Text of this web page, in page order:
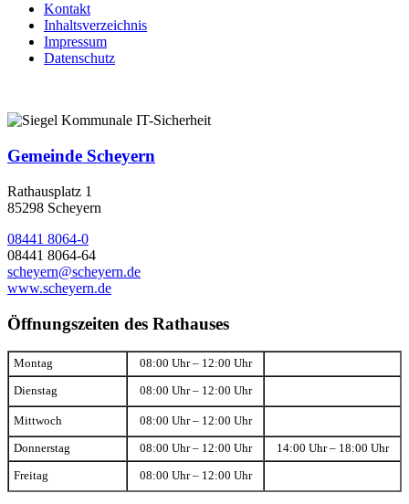
Kontakt
Inhaltsverzeichnis
Impressum
Datenschutz
Gemeinde Scheyern
Rathausplatz 1
85298 Scheyern
08441 8064-0
08441 8064-64
scheyern@scheyern.de
www.scheyern.de
Öffnungszeiten des Rathauses
Montag 08:00 Uhr – 12:00 Uhr
Dienstag 08:00 Uhr – 12:00 Uhr
Mittwoch 08:00 Uhr – 12:00 Uhr
Donnerstag 08:00 Uhr – 12:00 Uhr 14:00 Uhr – 18:00 Uhr
Freitag 08:00 Uhr – 12:00 Uhr